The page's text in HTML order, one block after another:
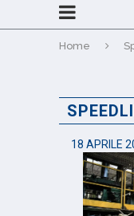
Home
18 APRILE